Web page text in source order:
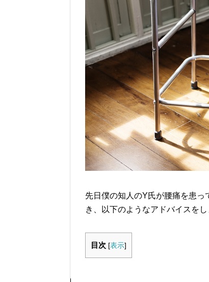
先日僕の知人のY氏が腰痛を患
き、以下のようなアドバイスをし
目次 [表示]